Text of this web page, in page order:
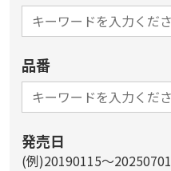
品番
発売日
(例)20190115～20250701